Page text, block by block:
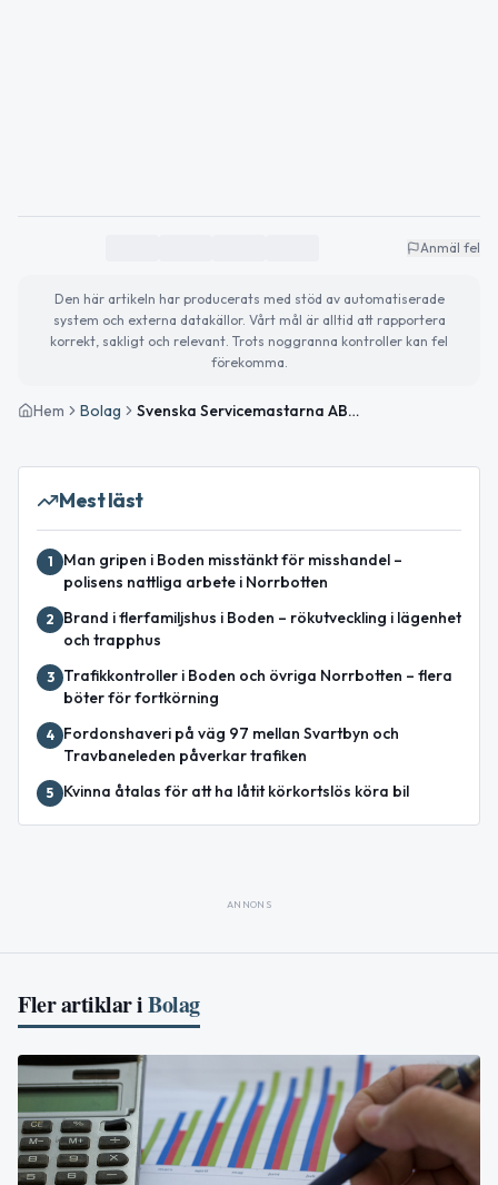
Anmäl fel
Den här artikeln har producerats med stöd av automatiserade
system och externa datakällor. Vårt mål är alltid att rapportera
korrekt, sakligt och relevant. Trots noggranna kontroller kan fel
förekomma.
Hem Bolag Svenska Servicemastarna AB i konkurs och likvidation
Mest läst
1
Man gripen i Boden misstänkt för misshandel –
polisens nattliga arbete i Norrbotten
2
Brand i flerfamiljshus i Boden – rökutveckling i lägenhet
och trapphus
3
Trafikkontroller i Boden och övriga Norrbotten – flera
böter för fortkörning
4
Fordonshaveri på väg 97 mellan Svartbyn och
Travbaneleden påverkar trafiken
5 Kvinna åtalas för att ha låtit körkortslös köra bil
ANNONS
Fler artiklar iBolag